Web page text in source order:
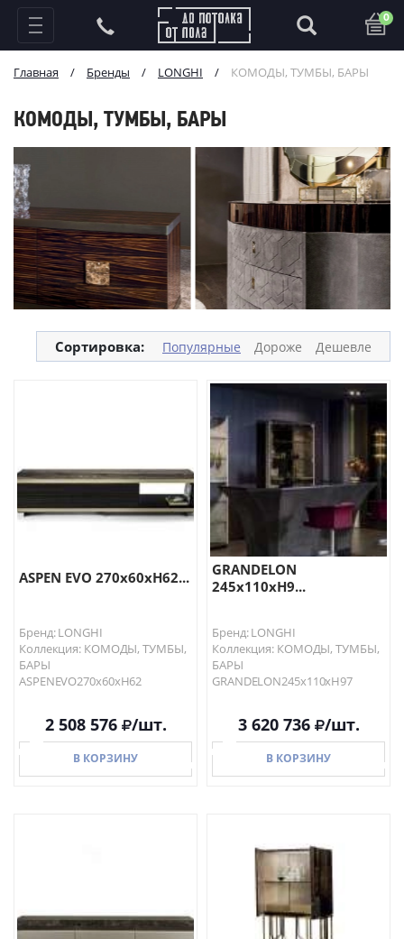
0
Главная / Бренды / LONGHI / КОМОДЫ, ТУМБЫ, БАРЫ
КОМОДЫ, ТУМБЫ, БАРЫ
Сортировка: Популярные Дороже Дешевле
ASPEN EVO 270х60хH62...
Бренд: LONGHI
Коллекция: КОМОДЫ, ТУМБЫ,
БАРЫ
ASPENEVO270х60хH62
2 508 576 /шт.
В КОРЗИНУ
GRANDELON
245x110xH9...
Бренд: LONGHI
Коллекция: КОМОДЫ, ТУМБЫ,
БАРЫ
GRANDELON245x110xH97
3 620 736 /шт.
В КОРЗИНУ
В КОРЗИНУ